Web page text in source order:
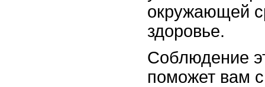
окружающей
здоровье.
Соблюдение
поможет вам